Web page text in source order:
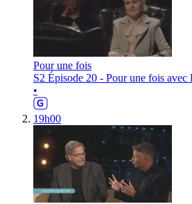
Pour une fois
S2 Épisode 20 - Pour une fois avec
•
19h00